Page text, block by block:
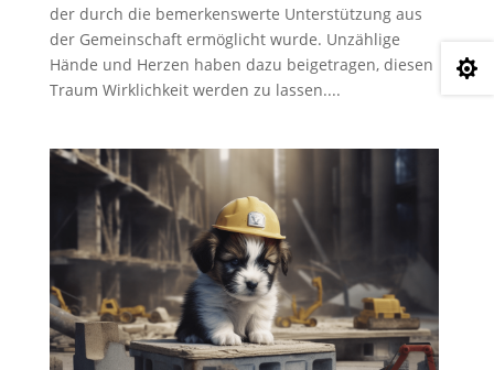
der durch die bemerkenswerte Unterstützung aus
der Gemeinschaft ermöglicht wurde. Unzählige
Hände und Herzen haben dazu beigetragen, diesen
Traum Wirklichkeit werden zu lassen....
